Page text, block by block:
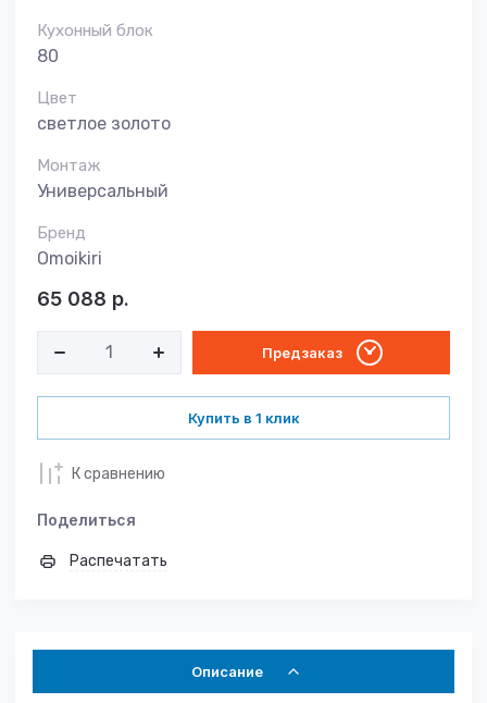
Кухонный блок
80
Цвет
светлое золото
Монтаж
Универсальный
Бренд
Omoikiri
65 088 р.
Предзаказ
Купить в 1 клик
К сравнению
Поделиться
Распечатать
Описание